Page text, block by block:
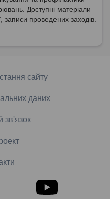
Доступні матеріали
записи проведених заходів.
сайту
даних
зв'язок